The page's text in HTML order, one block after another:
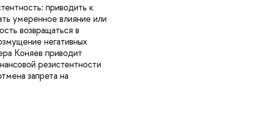
приводить к
умеренное влияние или
возвращаться в
негативных
Коняев приводит
резистентности
запрета на